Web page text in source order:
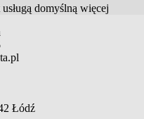
domyślną więcej
Łódź